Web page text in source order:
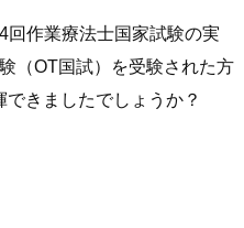
回作業療法士国家試験の実
（OT国試）を受験された方
きましたでしょうか？